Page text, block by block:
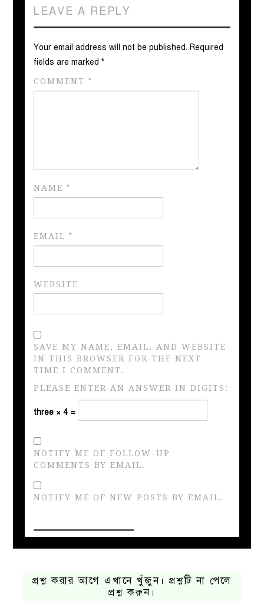
LEAVE A REPLY
Your email address will not be published. Required
fields are marked*
COMMENT*
NAME*
EMAIL*
WEBSITE
SAVE MY NAME, EMAIL, AND WEBSITE
IN THIS BROWSER FOR THE NEXT
TIME I COMMENT.
PLEASE ENTER AN ANSWER IN DIGITS:
three × 4 =
NOTIFY ME OF FOLLOW-UP
COMMENTS BY EMAIL.
NOTIFY ME OF NEW POSTS BY EMAIL.
প্রশ্ন করার আগে এখানে খুঁজুন। প্রশ্নটি না পেলে
প্রশ্ন করুন।